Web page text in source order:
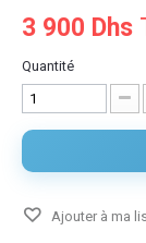
3 900 Dhs
Quantité
Ajouter à ma